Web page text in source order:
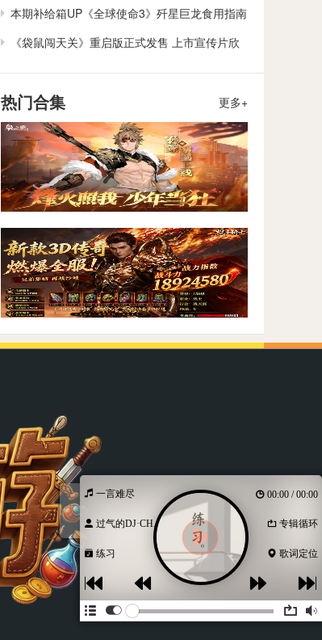
本期补给箱UP《全球使命3》歼星巨龙食用指南
《袋鼠闯天关》重启版正式发售 上市宣传片欣
赏
热门合集 更多+
一言难尽 00:00 / 00:00
过气的DJ·CH... 专辑循环
练习 歌词定位